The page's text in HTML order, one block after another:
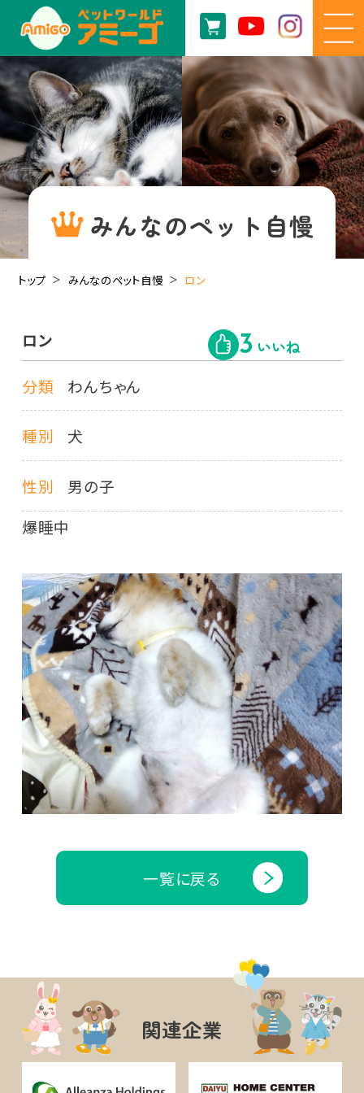
みんなのペット自慢
トップ みんなのペット自慢 ロン
ロン 3 いいね
分類 わんちゃん
種別 犬
性別
男の子
爆睡中
一覧に戻る
関連企業